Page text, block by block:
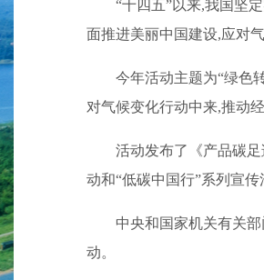
“十四五”以来,我国坚
面推进美丽中国建设,应对
今年活动主题为“绿色
对气候变化行动中来,推动
活动发布了《产品碳
动和“低碳中国行”系列宣
中央和国家机关有关
动。